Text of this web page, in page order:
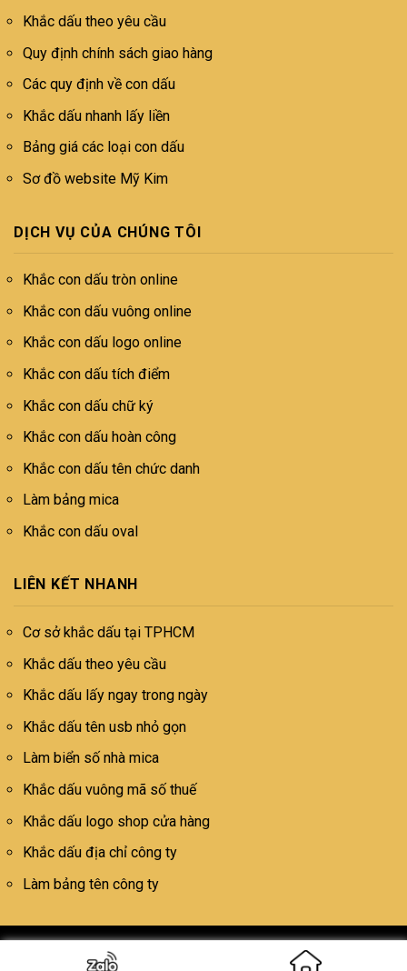
Khắc dấu theo yêu cầu
Quy định chính sách giao hàng
Các quy định về con dấu
Khắc dấu nhanh lấy liền
Bảng giá các loại con dấu
Sơ đồ website Mỹ Kim
DỊCH VỤ CỦA CHÚNG TÔI
Khắc con dấu tròn online
Khắc con dấu vuông online
Khắc con dấu logo online
Khắc con dấu tích điểm
Khắc con dấu chữ ký
Khắc con dấu hoàn công
Khắc con dấu tên chức danh
Làm bảng mica
Khắc con dấu oval
LIÊN KẾT NHANH
Cơ sở khắc dấu tại TPHCM
Khắc dấu theo yêu cầu
Khắc dấu lấy ngay trong ngày
Khắc dấu tên usb nhỏ gọn
Làm biển số nhà mica
Khắc dấu vuông mã số thuế
Khắc dấu logo shop cửa hàng
Khắc dấu địa chỉ công ty
Làm bảng tên công ty